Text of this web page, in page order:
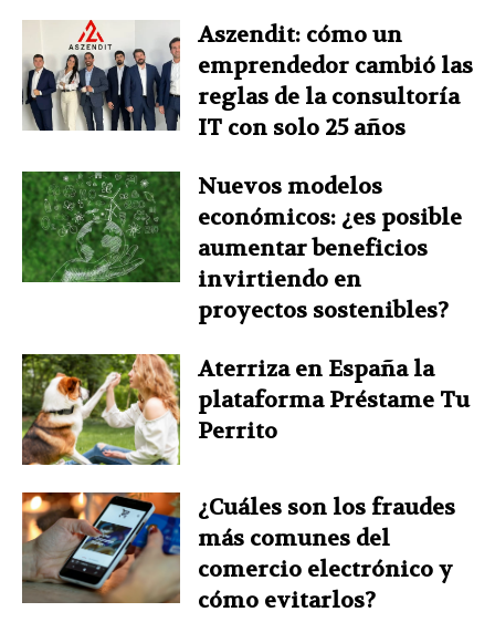
Aszendit: cómo un
emprendedor cambió las
reglas de la consultoría
IT con solo 25 años
Nuevos modelos
económicos: ¿es posible
aumentar beneficios
invirtiendo en
proyectos sostenibles?
Aterriza en España la
plataforma Préstame Tu
Perrito
¿Cuáles son los fraudes
más comunes del
comercio electrónico y
cómo evitarlos?